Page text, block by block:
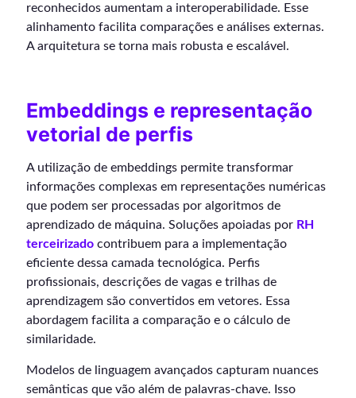
reconhecidos aumentam a interoperabilidade. Esse
alinhamento facilita comparações e análises externas.
A arquitetura se torna mais robusta e escalável.
Embeddings e representação
vetorial de perfis
A utilização de embeddings permite transformar
informações complexas em representações numéricas
que podem ser processadas por algoritmos de
aprendizado de máquina. Soluções apoiadas por RH
terceirizado contribuem para a implementação
eficiente dessa camada tecnológica. Perfis
profissionais, descrições de vagas e trilhas de
aprendizagem são convertidos em vetores. Essa
abordagem facilita a comparação e o cálculo de
similaridade.
Modelos de linguagem avançados capturam nuances
semânticas que vão além de palavras-chave. Isso